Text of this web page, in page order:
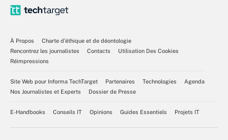
À Propos
Charte d’éthique et de déontologie
Rencontrez les journalistes
Contacts
Utilisation Des Cookies
Réimpressions
Site Web pour Informa TechTarget Partenaires Technologies
Agenda
Nos Journalistes et Experts
Dossier de Presse
E-Handbooks Conseils IT Opinions Guides Essentiels Projets IT